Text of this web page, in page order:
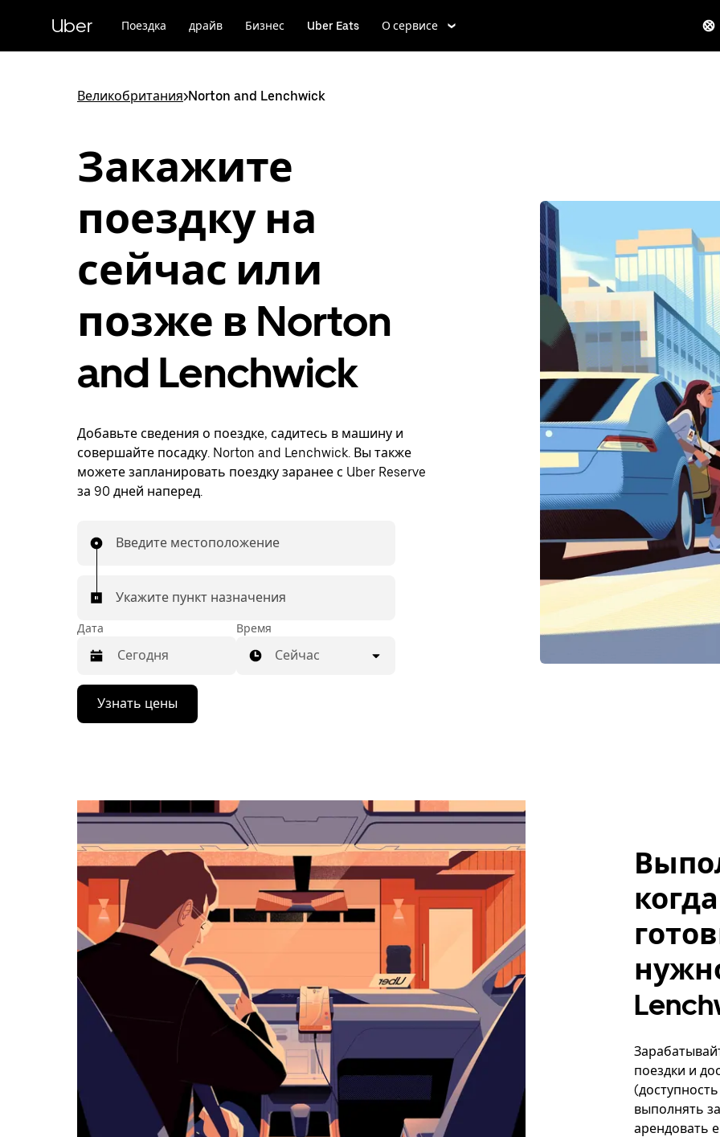
к
Uber Поездка драйв Бизнес Uber Eats О сервисе
Великобритания>Norton and Lenchwick
Закажите
поездку на
сейчас или
позже в Norton
and Lenchwick
Добавьте сведения о поездке, садитесь в машину и
совершайте посадку. Norton and Lenchwick. Вы также
можете запланировать поездку заранее с Uber Reserve
за 90 дней наперед.
Введите местоположение
Укажите пункт назначения
Дата
Нажмите
стрелку
вниз,
выбрать
дату.
закрыть
календарь,
нажмите
Esc.
Время
Сейчас
Узнать цены
поездки и
выполнять
арендовать